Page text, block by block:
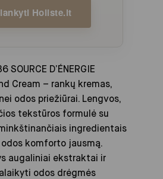
Holiste.lt
SOURCE D’ÉNERGIE
Cream – rankų kremas,
odos priežiūrai. Lengvos,
tekstūros formulė su
ingredientais
komforto jausmą.
augaliniai ekstraktai ir
odos drėgmės